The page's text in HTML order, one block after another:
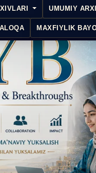
UMUMIY
ALOQA MAXFIYLIK